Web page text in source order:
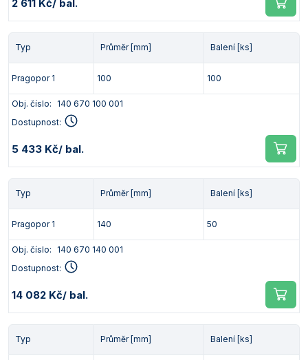
2 611 Kč/ bal.
Typ Průměr [mm] Balení [ks]
Pragopor 1 100 100
Obj. číslo:
140 670 100 001
Dostupnost:
5 433 Kč/ bal.
Typ Průměr [mm] Balení [ks]
Pragopor 1 140 50
Obj. číslo:
140 670 140 001
Dostupnost:
14 082 Kč/ bal.
Typ Průměr [mm] Balení [ks]